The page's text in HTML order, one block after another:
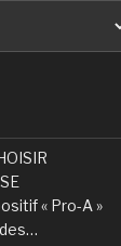
« Pro-A »